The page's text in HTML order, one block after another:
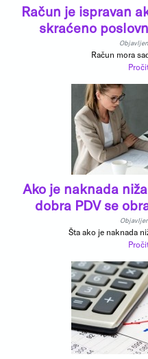
Račun je ispravan
skraćeno
Račun mora
Ako je naknada
dobra PDV se
Šta ako je naknada